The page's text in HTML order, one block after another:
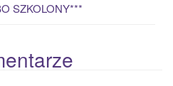
SZKOLONY***